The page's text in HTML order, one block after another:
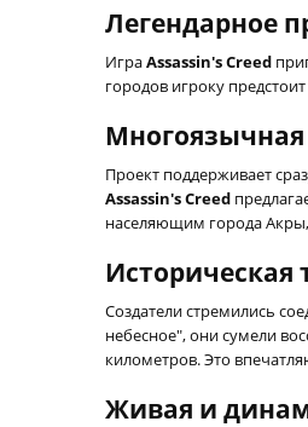
Легендарное
ИграAssassin's Creed
городов игроку
Многоязычная
Проект поддерживает
Assassin's Creed
населяющим города
Историческая
Создатели стремились
небесное", они сумели
километров. Это
Живая и